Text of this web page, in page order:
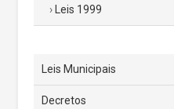
Leis 1999
Leis Municipais
Decretos